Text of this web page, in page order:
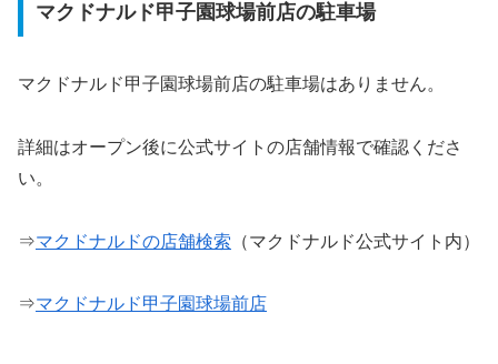
マクドナルド甲子園球場前店の駐車場
マクドナルド甲子園球場前店の駐車場はありません。
詳細はオープン後に公式サイトの店舗情報で確認くださ
い。
⇒マクドナルドの店舗検索 （マクドナルド公式サイト内）
⇒マクドナルド甲子園球場前店